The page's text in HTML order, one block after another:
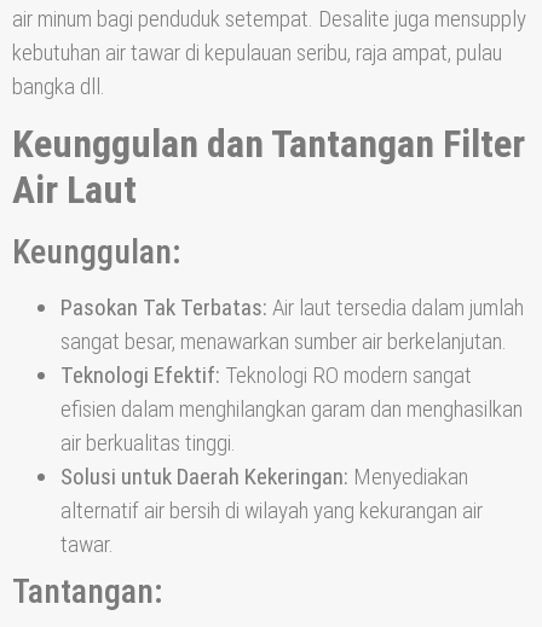
air minum bagi penduduk setempat. Desalite juga mensupply
kebutuhan air tawar di kepulauan seribu, raja ampat, pulau
bangka dll.
Keunggulan dan Tantangan Filter
Air Laut
Keunggulan:
Pasokan Tak Terbatas: Air laut tersedia dalam jumlah
sangat besar, menawarkan sumber air berkelanjutan.
Teknologi Efektif: Teknologi RO modern sangat
efisien dalam menghilangkan garam dan menghasilkan
air berkualitas tinggi.
Solusi untuk Daerah Kekeringan: Menyediakan
alternatif air bersih di wilayah yang kekurangan air
tawar.
Tantangan: